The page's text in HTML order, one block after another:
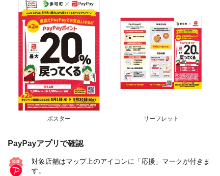
ポスター リーフレット
PayPayアプリで確認
対象店舗はマップ上のアイコンに「応援」マークが付きま
す。